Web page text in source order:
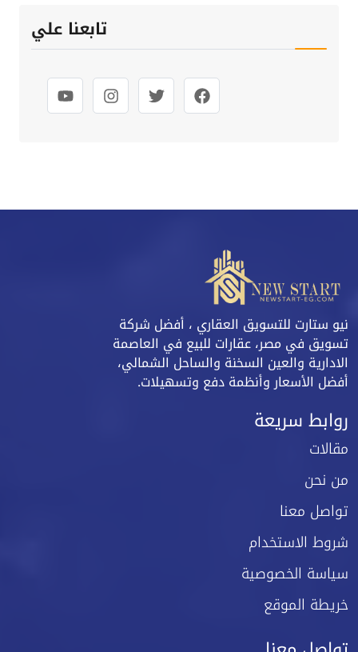
تابعنا علي
نيو ستارت للتسويق العقاري ، أفضل شركة
تسويق في مصر، عقارات للبيع في العاصمة
الادارية والعين السخنة والساحل الشمالي،
أفضل الأسعار وأنظمة دفع وتسهيلات.
روابط سريعة
مقالات
من نحن
تواصل معنا
شروط الاستخدام
سياسة الخصوصية
خريطة الموقع